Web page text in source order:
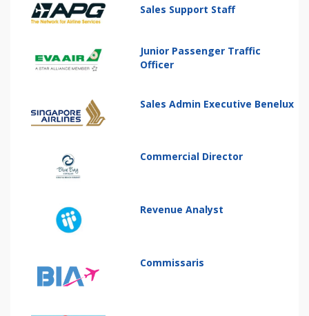
Sales Support Staff
Junior Passenger Traffic
Officer
Sales Admin Executive Benelux
Commercial Director
Revenue Analyst
Commissaris